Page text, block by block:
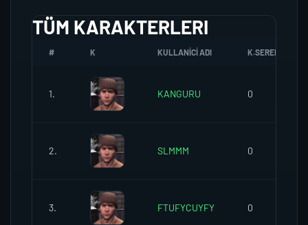
TÜM KARAKTERLERI
# K KULLANICI ADI K.SEREFI
1. KANGURU 0
2. SLMMM 0
3. FTUFYCUYFY 0